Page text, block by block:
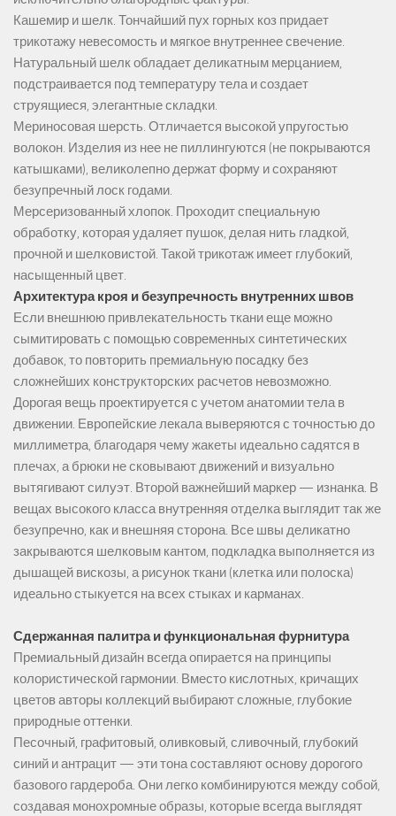
Кашемир и шелк. Тончайший пух горных коз придает
трикотажу невесомость и мягкое внутреннее свечение.
Натуральный шелк обладает деликатным мерцанием,
подстраивается под температуру тела и создает
струящиеся, элегантные складки.
Мериносовая шерсть. Отличается высокой упругостью
волокон. Изделия из нее не пиллингуются (не покрываются
катышками), великолепно держат форму и сохраняют
безупречный лоск годами.
Мерсеризованный хлопок. Проходит специальную
обработку, которая удаляет пушок, делая нить гладкой,
прочной и шелковистой. Такой трикотаж имеет глубокий,
насыщенный цвет.
Архитектура кроя и безупречность внутренних швов
Если внешнюю привлекательность ткани еще можно
сымитировать с помощью современных синтетических
добавок, то повторить премиальную посадку без
сложнейших конструкторских расчетов невозможно.
Дорогая вещь проектируется с учетом анатомии тела в
движении. Европейские лекала выверяются с точностью до
миллиметра, благодаря чему жакеты идеально садятся в
плечах, а брюки не сковывают движений и визуально
вытягивают силуэт. Второй важнейший маркер — изнанка. В
вещах высокого класса внутренняя отделка выглядит так же
безупречно, как и внешняя сторона. Все швы деликатно
закрываются шелковым кантом, подкладка выполняется из
дышащей вискозы, а рисунок ткани (клетка или полоска)
идеально стыкуется на всех стыках и карманах.
Сдержанная палитра и функциональная фурнитура
Премиальный дизайн всегда опирается на принципы
колористической гармонии. Вместо кислотных, кричащих
цветов авторы коллекций выбирают сложные, глубокие
природные оттенки.
Песочный, графитовый, оливковый, сливочный, глубокий
синий и антрацит — эти тона составляют основу дорогого
базового гардероба. Они легко комбинируются между собой,
создавая монохромные образы, которые всегда выглядят